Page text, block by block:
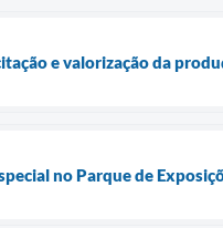
e valorização da
no Parque de